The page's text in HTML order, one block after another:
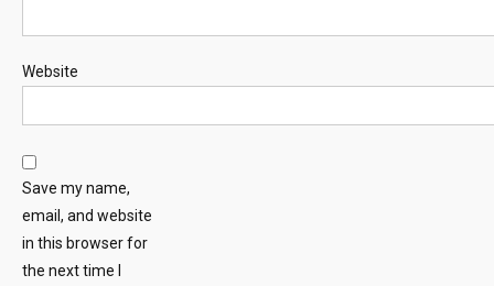
Website
Save my name,
email, and website
in this browser for
the next time I